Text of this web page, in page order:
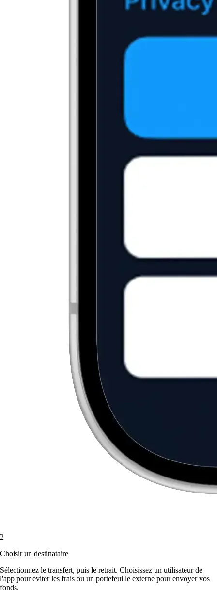
2
Choisir un destinataire
Sélectionnez le transfert, puis le retrait. Choisissez un utilisateur de
l'app pour éviter les frais ou un portefeuille externe pour envoyer vos
fonds.